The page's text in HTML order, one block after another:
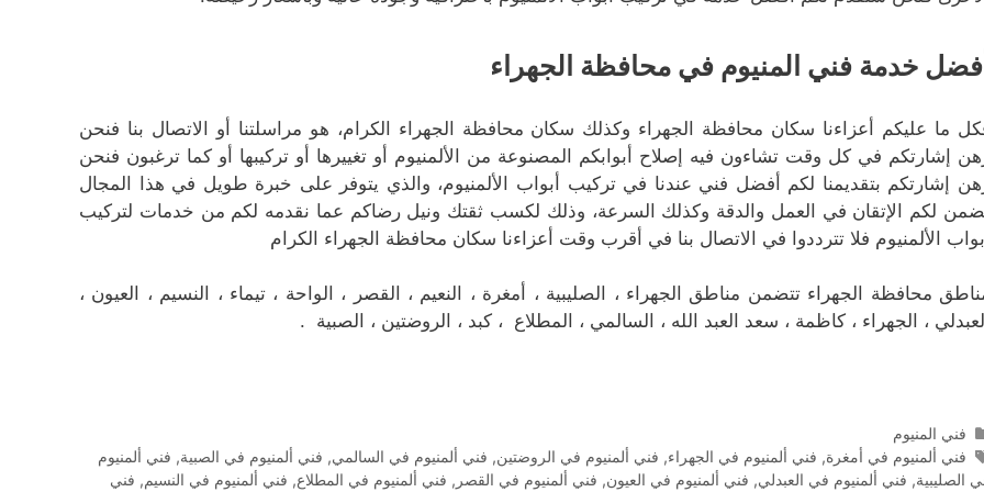
أفضل خدمة فني المنيوم في محافظة الجهراء
ما عليكم أعزاءنا سكان محافظة الجهراء وكذلك سكان محافظة الجهراء الكرام، هو مراسلتنا أو الاتصال بنا فنحن
إشارتكم في كل وقت تشاءون فيه إصلاح أبوابكم المصنوعة من الألمنيوم أو تغييرها أو تركيبها أو كما ترغبون فنحن
إشارتكم بتقديمنا لكم أفضل فني عندنا في تركيب أبواب الألمنيوم، والذي يتوفر على خبرة طويل في هذا المجال
لكم الإتقان في العمل والدقة وكذلك السرعة، وذلك لكسب ثقتك ونيل رضاكم عما نقدمه لكم من خدمات لتركيب
الألمنيوم فلا تترددوا في الاتصال بنا في أقرب وقت أعزاءنا سكان محافظة الجهراء الكرام
محافظة الجهراء تتضمن مناطق الجهراء ، الصليبية ، أمغرة ، النعيم ، القصر ، الواحة ، تيماء ، النسيم ، العيون ،
العبدلي ، الجهراء ، كاظمة ، سعد العبد الله ، السالمي ، المطلاع ، كبد ، الروضتين ، الصبية .
التصنيفات
فني المنيوم
الوسوم
فني ألمنيوم في أمغرة, فني ألمنيوم في الجهراء, فني ألمنيوم في الروضتين, فني ألمنيوم في السالمي, فني ألمنيوم في الصبية, فني ألمنيوم
الصليبية, فني ألمنيوم في العبدلي, فني ألمنيوم في العيون, فني ألمنيوم في القصر , فني ألمنيوم في المطلاع, فني ألمنيوم في النسيم, فني